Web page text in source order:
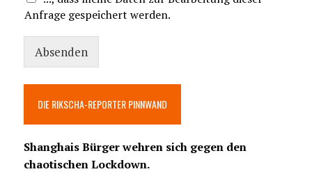
Anfrage gespeichert werden.
Absenden
DIE RIKSCHA-REPORTER PINNWAND
Shanghais Bürger wehren sich gegen den
chaotischen Lockdown.